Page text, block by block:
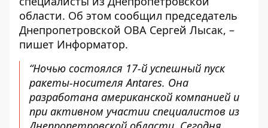
области. Об этом сообщил председатель
Днепропетровской ОВА Сергей Лысак, –
пишет Информатор.
“Ночью состоялся 17-й успешный пуск
ракеты-носителя Antares. Она
разработана американской компанией и
при активном участии специалистов из